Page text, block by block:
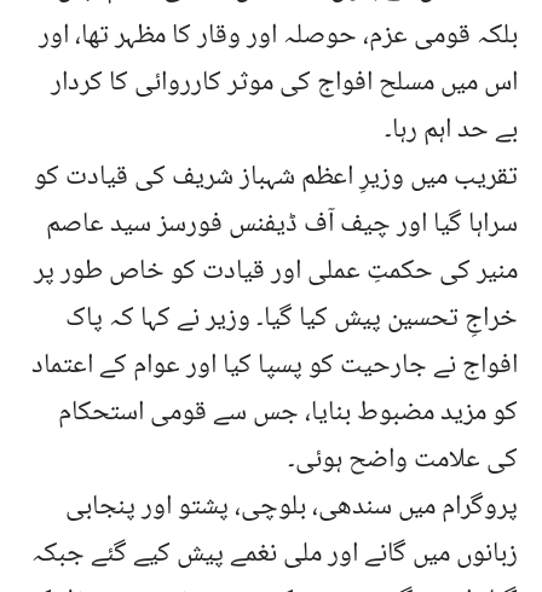
بلکہ قومی عزم، حوصلہ اور وقار کا مظہر تھا، اور
اس میں مسلح افواج کی موثر کارروائی کا کردار
بے حد اہم رہا۔
تقریب میں وزیرِ اعظم شہباز شریف کی قیادت کو
سراہا گیا اور چیف آف ڈیفنس فورسز سید عاصم
منیر کی حکمتِ عملی اور قیادت کو خاص طور پر
خراجِ تحسین پیش کیا گیا۔ وزیر نے کہا کہ پاک
افواج نے جارحیت کو پسپا کیا اور عوام کے اعتماد
کو مزید مضبوط بنایا، جس سے قومی استحکام
کی علامت واضح ہوئی۔
پروگرام میں سندھی، بلوچی، پشتو اور پنجابی
زبانوں میں گانے اور ملی نغمے پیش کیے گئے جبکہ